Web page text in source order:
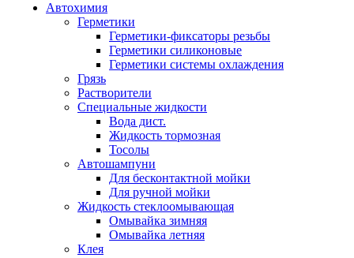
Автохимия
Герметики
Герметики-фиксаторы резьбы
Герметики силиконовые
Герметики системы охлаждения
Грязь
Растворители
Специальные жидкости
Вода дист.
Жидкость тормозная
Тосолы
Автошампуни
Для бесконтактной мойки
Для ручной мойки
Жидкость стеклоомывающая
Омывайка зимняя
Омывайка летняя
Клея